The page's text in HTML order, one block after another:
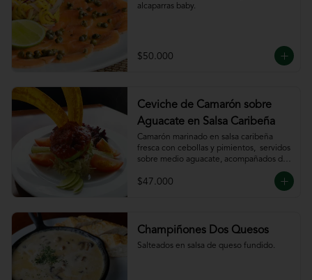
alcaparras baby.
$50.000
Ceviche de Camarón sobre
Aguacate en Salsa Caribeña
Camarón marinado en salsa caribeña
fresca con cebollas y pimientos,  servidos
sobre medio aguacate, acompañados de
$47.000
Champiñones Dos Quesos
Salteados en salsa de queso fundido.